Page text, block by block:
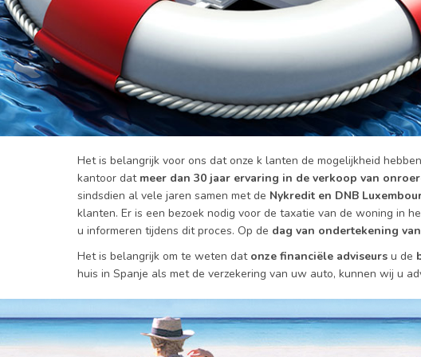
Het is belangrijk voor ons dat onze k lanten de mogelijkheid
kantoor dat meer dan 30 jaar ervaring in de verkoop van
sindsdien al vele jaren samen met de Nykredit en DNB
klanten. Er is een bezoek nodig voor de taxatie van de woning in
u informeren tijdens dit proces. Op de dag van ondertekening
Het is belangrijk om te weten dat onze financiële adviseurs u de
huis in Spanje als met de verzekering van uw auto, kunnen wij u